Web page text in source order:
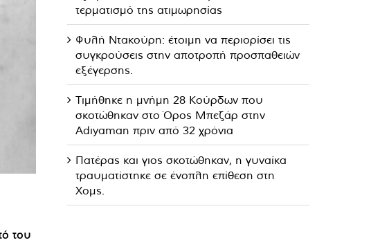
τερματισμό της ατιμωρησίας
Φυλή Ντακούρη: έτοιμη να περιορίσει τις
συγκρούσεις στην αποτροπή προσπαθειών
εξέγερσης.
Τιμήθηκε η μνήμη 28 Κούρδων που
σκοτώθηκαν στο Όρος Μπεζάρ στην
Adıyaman πριν από 32 χρόνια
Πατέρας και γιος σκοτώθηκαν, η γυναίκα
τραυματίστηκε σε ένοπλη επίθεση στη
Χομς.
του